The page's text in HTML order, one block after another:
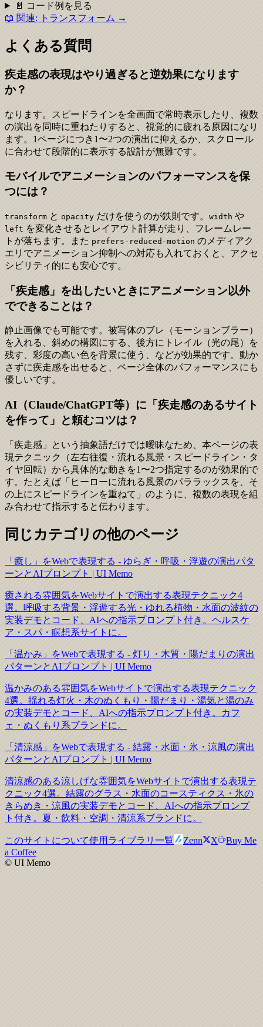
📄 コード例を見る
📖 関連:
トランスフォーム →
よくある質問
疾走感の表現はやり過ぎると逆効果になります
か？
なります。スピードラインを全画面で常時表示したり、複数
の演出を同時に重ねたりすると、視覚的に疲れる原因になり
ます。1ページにつき1〜2つの演出に抑えるか、スクロール
に合わせて段階的に表示する設計が無難です。
モバイルでアニメーションのパフォーマンスを保
つには？
transform と opacity だけを使うのが鉄則です。 width や
left を変化させるとレイアウト計算が走り、フレームレー
トが落ちます。また prefers-reduced-motion のメディアク
エリでアニメーション抑制への対応も入れておくと、アクセ
シビリティ的にも安心です。
「疾走感」を出したいときにアニメーション以外
でできることは？
静止画像でも可能です。被写体のブレ（モーションブラー）
を入れる、斜めの構図にする、後方にトレイル（光の尾）を
残す、彩度の高い色を背景に使う、などが効果的です。動か
さずに疾走感を出せると、ページ全体のパフォーマンスにも
優しいです。
AI（Claude/ChatGPT等）に「疾走感のあるサイト
を作って」と頼むコツは？
「疾走感」という抽象語だけでは曖昧なため、本ページの表
現テクニック（左右往復・流れる風景・スピードライン・タ
イヤ回転）から具体的な動きを1〜2つ指定するのが効果的で
す。たとえば「ヒーローに流れる風景のパララックスを、そ
の上にスピードラインを重ねて」のように、複数の表現を組
み合わせて指示すると伝わります。
同じカテゴリの他のページ
「癒し」をWebで表現する - ゆらぎ・呼吸・浮遊の演出パタ
ーンとAIプロンプト | UI Memo
癒される雰囲気をWebサイトで演出する表現テクニック4
選。呼吸する背景・浮遊する光・ゆれる植物・水面の波紋の
実装デモとコード、AIへの指示プロンプト付き。ヘルスケ
ア・スパ・瞑想系サイトに。
「温かみ」をWebで表現する - 灯り・木質・陽だまりの演出
パターンとAIプロンプト | UI Memo
温かみのある雰囲気をWebサイトで演出する表現テクニック
4選。揺れる灯火・木のぬくもり・陽だまり・湯気と湯のみ
の実装デモとコード、AIへの指示プロンプト付き。カフ
ェ・ぬくもり系ブランドに。
「清涼感」をWebで表現する - 結露・水面・氷・涼風の演出
パターンとAIプロンプト | UI Memo
清涼感のある涼しげな雰囲気をWebサイトで演出する表現テ
クニック4選。結露のグラス・水面のコースティクス・氷の
きらめき・涼風の実装デモとコード、AIへの指示プロンプ
ト付き。夏・飲料・空調・清涼系ブランドに。
このサイトについて使用ライブラリ一覧 Zenn X
Buy Me
a Coffee
© UI Memo